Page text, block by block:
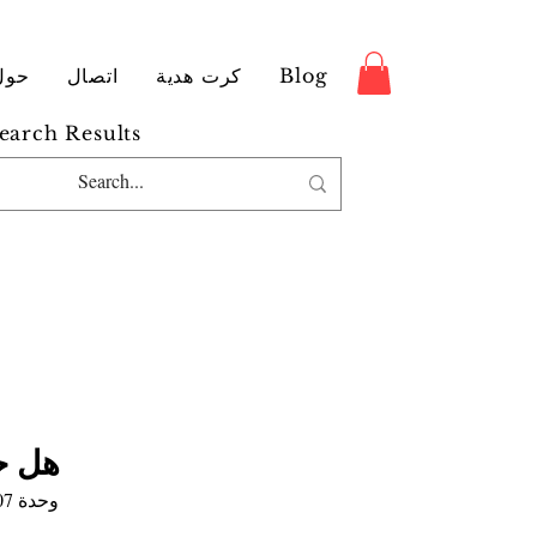
اتصال كرت هدية Blog
Results
هل
وحدة SKU: 9789185365807